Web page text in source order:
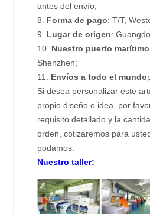
antes del envío;
8. Forma de pago: T/T,
9. Lugar de origen:
10. Nuestro puerto
Shenzhen;
11. Envíos a todo el mundo
Si desea personalizar este
propio diseño o idea, por
requisito detallado y la
orden, cotizaremos para
podamos.
Nuestro taller: